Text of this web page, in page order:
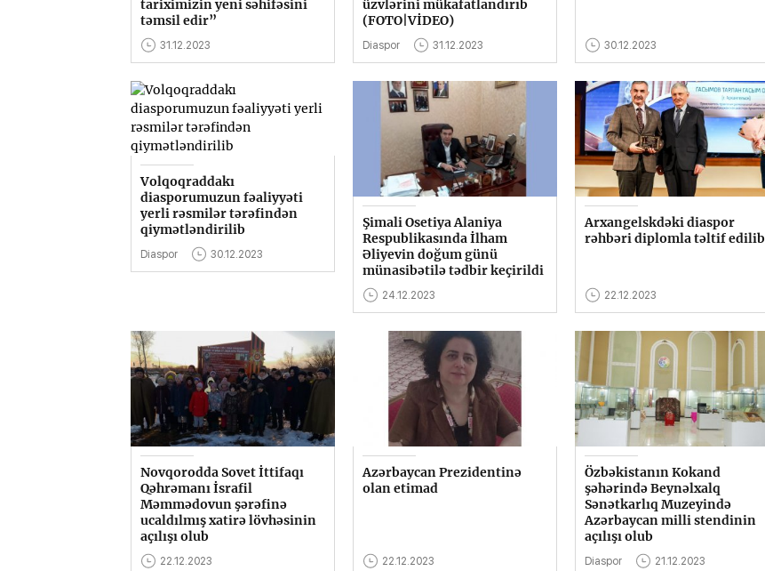
tariximizin yeni səhifəsini
təmsil edir”
31.12.2023
üzvlərini mükafatlandırıb
(FOTO|VİDEO)
Diaspor 31.12.2023 30.12.2023
Volqoqraddakı
diasporumuzun fəaliyyəti
yerli rəsmilər tərəfindən
qiymətləndirilib
Diaspor 30.12.2023
Şimali Osetiya Alaniya
Respublikasında İlham
Əliyevin doğum günü
münasibətilə tədbir keçirildi
24.12.2023
Arxangelskdəki diaspor
rəhbəri diplomla təltif edilib
22.12.2023
Novqorodda Sovet İttifaqı
Qəhrəmanı İsrafil
Məmmədovun şərəfinə
ucaldılmış xatirə lövhəsinin
açılışı olub
22.12.2023
Azərbaycan Prezidentinə
olan etimad
22.12.2023
Özbəkistanın Kokand
şəhərində Beynəlxalq
Sənətkarlıq Muzeyində
Azərbaycan milli stendinin
açılışı olub
Diaspor 21.12.2023